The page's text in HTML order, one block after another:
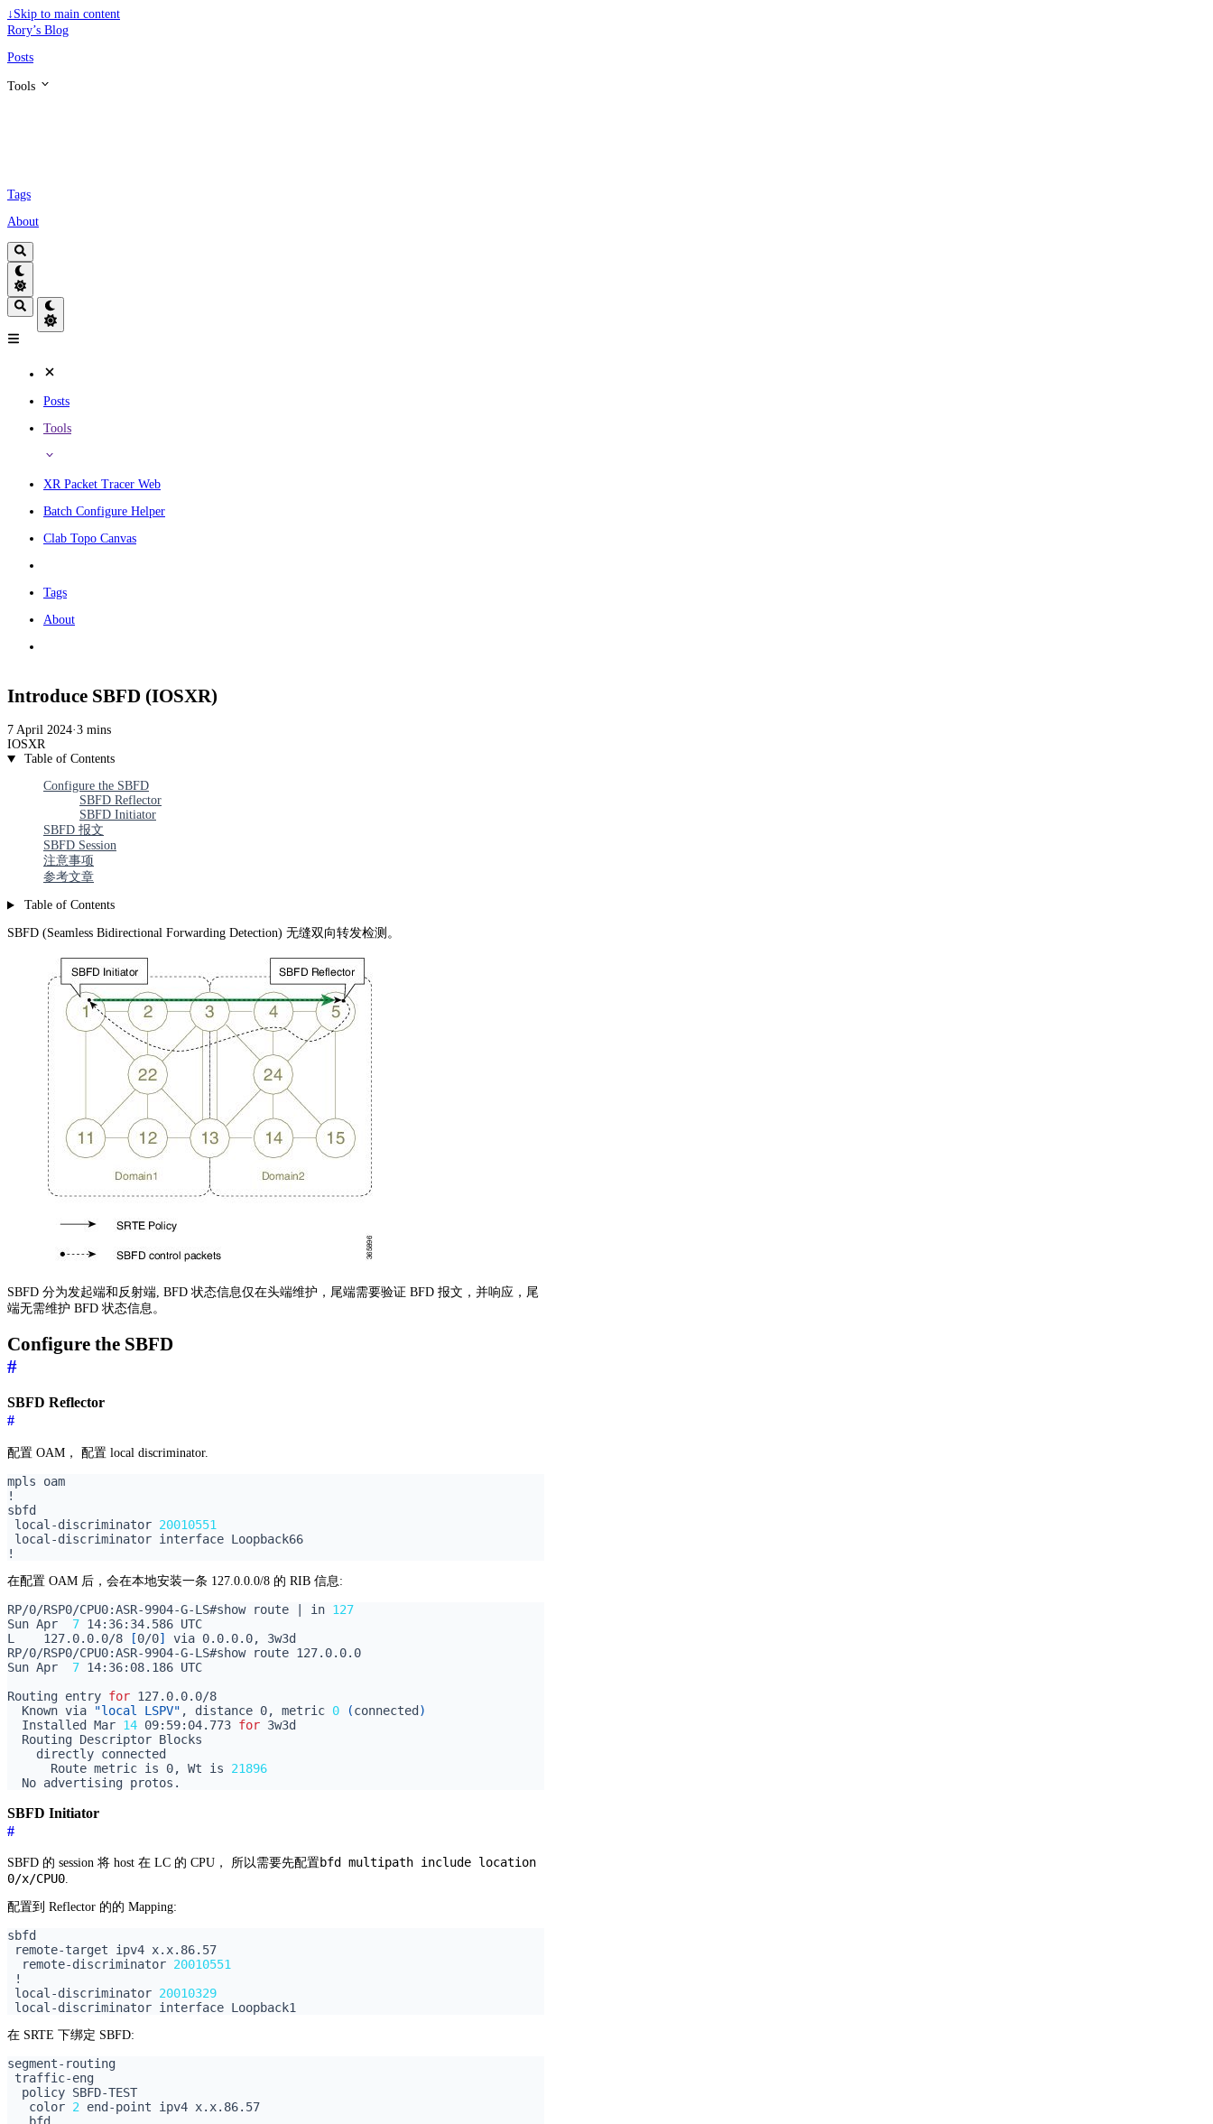
↓ Skip to main content
Rory’s Blog
Posts
Tools
Tags
About
Posts
Tools
XR Packet Tracer Web
Batch Configure Helper
Clab Topo Canvas
Tags
About
Introduce SBFD (IOSXR)
7 April 2024·3 mins
IOSXR
Table of Contents
Configure the SBFD
SBFD Reflector
SBFD Initiator
SBFD 报文
SBFD Session
注意事项
参考文章
Table of Contents
SBFD (Seamless Bidirectional Forwarding Detection) 无缝双向转发检测。
SBFD 分为发起端和反射端, BFD 状态信息仅在头端维护，尾端需要验证 BFD 报文，并响应，尾
端无需维护 BFD 状态信息。
Configure the SBFD
#
SBFD Reflector
#
配置 OAM， 配置 local discriminator.
local-discriminator 20010551
在配置 OAM 后，会在本地安装一条 127.0.0.0/8 的 RIB 信息:
RP/0/RSP0/CPU0:ASR-9904-G-LS#show route in 127
Sun Apr 7
L    127.0.0.0/8
[0/0]
Sun Apr 7
Routing entry for
  Known via
"local LSPV" , distance 0, metric 0 (connected )
  Installed Mar
14 09:59:04.773 for
      Route metric is 0, Wt is
21896
SBFD Initiator
#
SBFD 的 session 将 host 在 LC 的 CPU， 所以需要先配置bfd multipath include location
0/x/CPU0.
配置到 Reflector 的的 Mapping:
  remote-discriminator
20010551
local-discriminator 20010329
在 SRTE 下绑定 SBFD:
   color
2